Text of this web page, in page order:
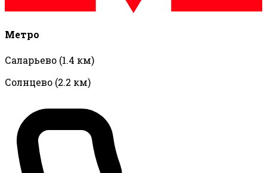
Метро
Саларьево (1.4 км)
Солнцево (2.2 км)